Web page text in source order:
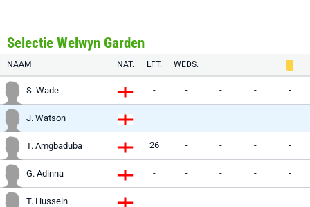
Selectie Welwyn Garden
NAAM NAT. LFT. WEDS.
S. Wade - - - - -
J. Watson - - - - -
T. Amgbaduba 26 - - - -
G. Adinna - - - - -
T. Hussein - - - - -